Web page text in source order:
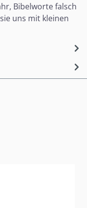
Bibelworte falsch
uns mit kleinen